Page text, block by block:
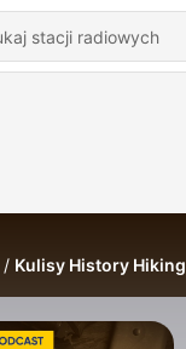
Kulisy History Hiking